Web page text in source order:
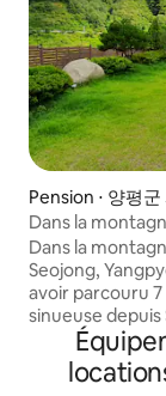
Pension ⋅ 양평군
Dans la
Hwayasan, à 35
maison à
clients de 3 300
Dans la
Seojong,
avoir parcouru
sinueuse depuis
vallée de
côté gauche et
forme de S